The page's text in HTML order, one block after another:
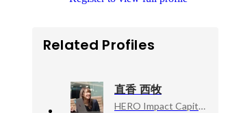
Related Profiles
直香 西牧
HERO Impact Capital, VP of Business Development